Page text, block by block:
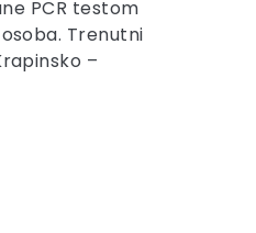
PCR testom
Trenutni
–